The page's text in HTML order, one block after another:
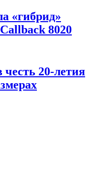
«гибрид»
8020
20-летия